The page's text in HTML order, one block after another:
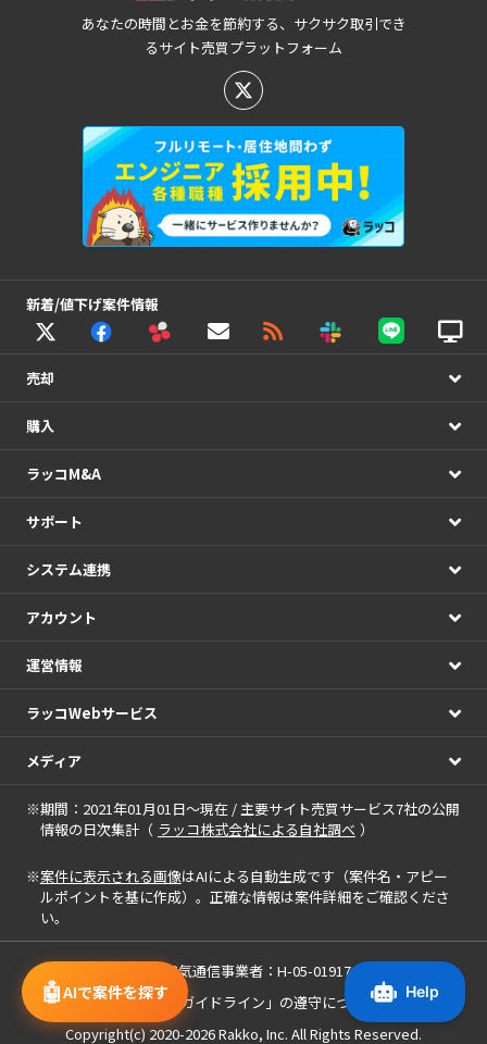
🤖AIで案件を探す
あなたの時間とお金を節約する、サクサク取引でき
るサイト売買プラットフォーム
新着/値下げ案件情報
売却
購入
ラッコM&A
サポート
システム連携
アカウント
運営情報
ラッコWebサービス
メディア
※期間：2021年01月01日～現在 / 主要サイト売買サービス7社の公開
情報の日次集計（ ラッコ株式会社による自社調べ ）
※案件に表示される画像はAIによる自動生成です（案件名・アピー
ルポイントを基に作成）。正確な情報は案件詳細をご確認くださ
い。
届出電気通信事業者：H-05-01917
「中小M&Aガイドライン」の遵守について
Copyright(c) 2020-2026Rakko, Inc. All Rights Reserved.